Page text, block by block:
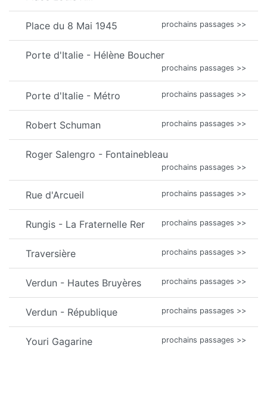
Place du 8 Mai 1945 prochains passages >>
Porte d'Italie - Hélène Boucher
prochains passages >>
Porte d'Italie - Métro prochains passages >>
Robert Schuman prochains passages >>
Roger Salengro - Fontainebleau
prochains passages >>
Rue d'Arcueil prochains passages >>
Rungis - La Fraternelle Rer prochains passages >>
Traversière prochains passages >>
Verdun - Hautes Bruyères prochains passages >>
Verdun - République prochains passages >>
Youri Gagarine prochains passages >>